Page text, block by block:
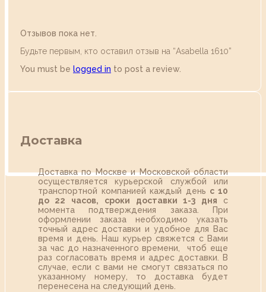
Отзывов пока нет.
Будьте первым, кто оставил отзыв на “Аsabella 1610”
You must be logged in to post a review.
Доставка
Доставка по Москве и Московской области
осуществляется курьерской службой или
транспортной компанией каждый день с 10
до 22 часов,
сроки доставки 1-3 дня с
момента подтверждения заказа. При
оформлении заказа необходимо указать
точный адрес доставки и удобное для Вас
время и день. Наш курьер свяжется с Вами
за час до назначенного времени, чтоб еще
раз согласовать время и адрес доставки. В
случае, если с вами не смогут связаться по
указанному номеру, то доставка будет
перенесена на следующий день.